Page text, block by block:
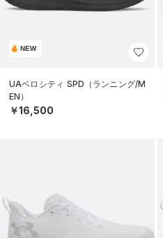
NEW
UAベロシティ SPD（ランニング/M
EN）
￥16,500